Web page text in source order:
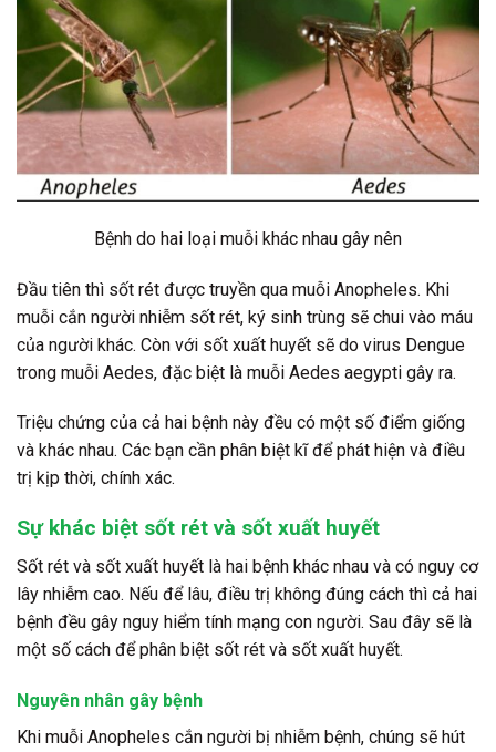
Bệnh do hai loại muỗi khác nhau gây nên
Đầu tiên thì sốt rét được truyền qua muỗi Anopheles. Khi
muỗi cắn người nhiễm sốt rét, ký sinh trùng sẽ chui vào máu
của người khác. Còn với sốt xuất huyết sẽ do virus Dengue
trong muỗi Aedes, đặc biệt là muỗi Aedes aegypti gây ra.
Triệu chứng của cả hai bệnh này đều có một số điểm giống
và khác nhau. Các bạn cần phân biệt kĩ để phát hiện và điều
trị kịp thời, chính xác.
Sự khác biệt sốt rét và sốt xuất huyết
Sốt rét và sốt xuất huyết là hai bệnh khác nhau và có nguy cơ
lây nhiễm cao. Nếu để lâu, điều trị không đúng cách thì cả hai
bệnh đều gây nguy hiểm tính mạng con người. Sau đây sẽ là
một số cách để phân biệt sốt rét và sốt xuất huyết.
Nguyên nhân gây bệnh
Khi muỗi Anopheles cắn người bị nhiễm bệnh, chúng sẽ hút